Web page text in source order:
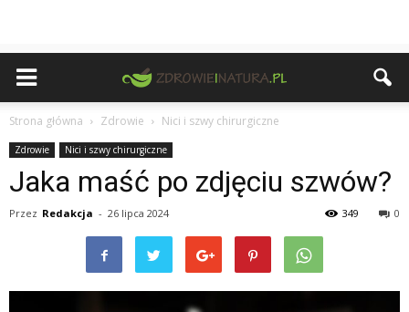
Strona główna Zdrowie Nici i szwy chirurgiczne
Zdrowie Nici i szwy chirurgiczne
Jaka maść po zdjęciu szwów?
Przez Redakcja - 26 lipca 2024 0
349